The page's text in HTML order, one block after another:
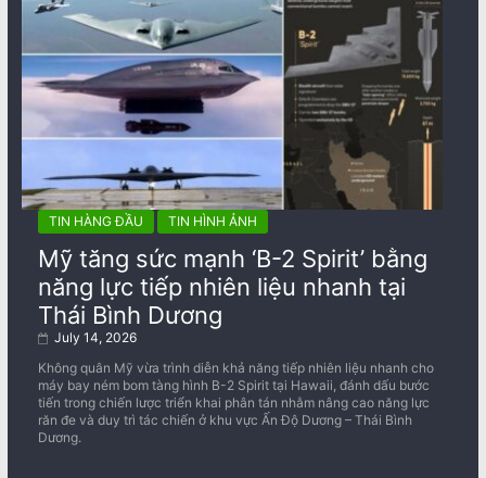
TIN HÀNG ĐẦU TIN HÌNH ẢNH
Mỹ tăng sức mạnh ‘B-2 Spirit’ bằng
năng lực tiếp nhiên liệu nhanh tại
Thái Bình Dương
July 14, 2026
Không quân Mỹ vừa trình diễn khả năng tiếp nhiên liệu nhanh cho
máy bay ném bom tàng hình B-2 Spirit tại Hawaii, đánh dấu bước
tiến trong chiến lược triển khai phân tán nhằm nâng cao năng lực
răn đe và duy trì tác chiến ở khu vực Ấn Độ Dương – Thái Bình
Dương.